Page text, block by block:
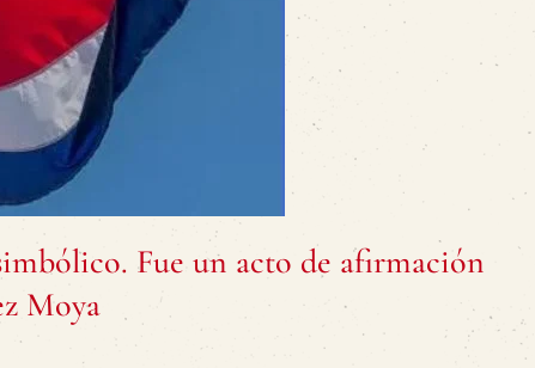
Fue un acto de afirmación
Moya